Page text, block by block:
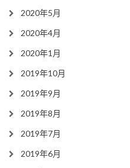
2020年5月
2020年4月
2020年1月
2019年10月
2019年9月
2019年8月
2019年7月
2019年6月